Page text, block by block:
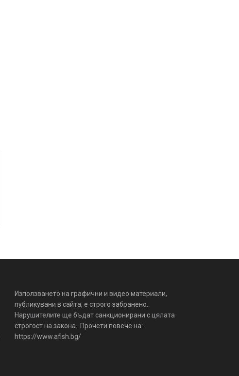
Използването на графични и видео материали,
публикувани в сайта, е строго забранено.
Нарушителите ще бъдат санкционирани с цялата
строгост на закона. Прочети повече на:
https://www.afish.bg/